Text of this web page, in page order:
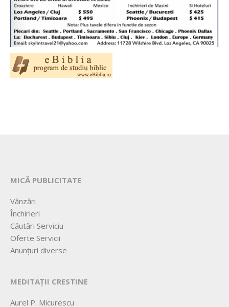
MICĂ PUBLICITATE
Vânzări
Închirieri
Căutări Serviciu
Oferte Servicii
Anunțuri diverse
MEDITAȚII CRESTINE
Aurel P. Micurescu